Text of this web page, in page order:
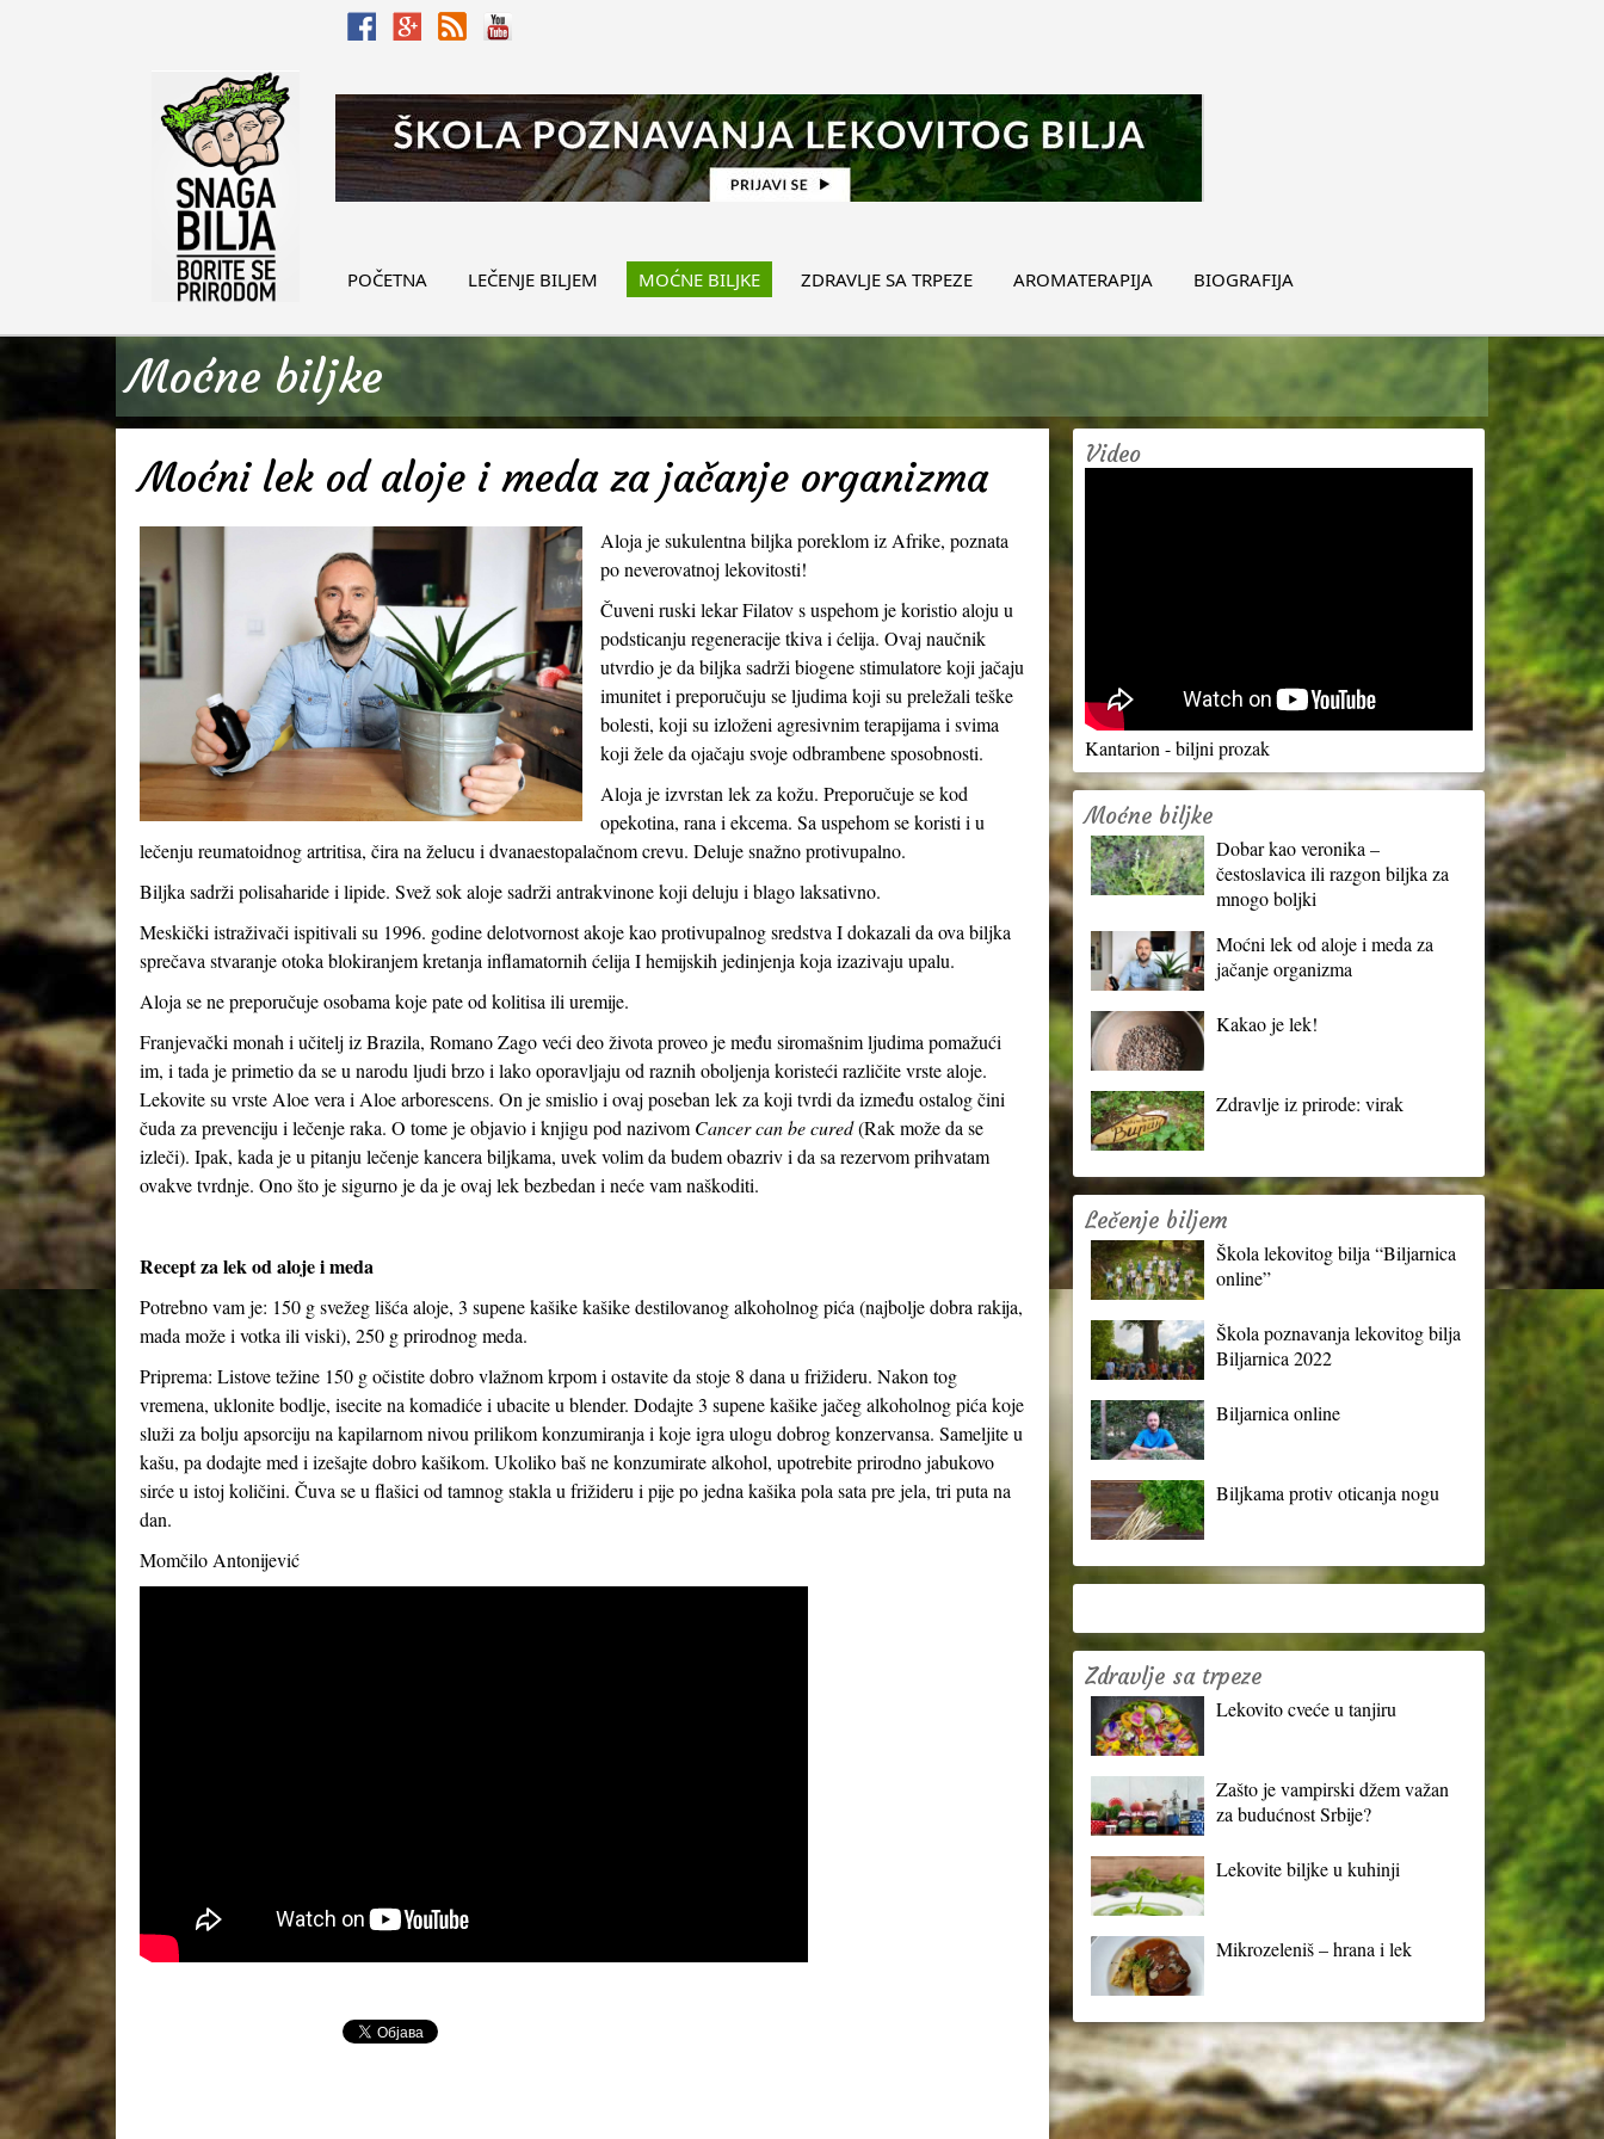
POČETNA LEČENJE BILJEM MOĆNE BILJKE ZDRAVLJE SA TRPEZE AROMATERAPIJA BIOGRAFIJA
Moćne biljke
Moćni lek od aloje i meda za jačanje organizma
Aloja je sukulentna biljka poreklom iz Afrike, poznata
po neverovatnoj lekovitosti!
Čuveni ruski lekar Filatov s uspehom je koristio aloju u
podsticanju regeneracije tkiva i ćelija. Ovaj naučnik
utvrdio je da biljka sadrži biogene stimulatore koji jačaju
imunitet i preporučuju se ljudima koji su preležali teške
bolesti, koji su izloženi agresivnim terapijama i svima
koji žele da ojačaju svoje odbrambene sposobnosti.
Aloja je izvrstan lek za kožu. Preporučuje se kod
opekotina, rana i ekcema. Sa uspehom se koristi i u
lečenju reumatoidnog artritisa, čira na želucu i dvanaestopalačnom crevu. Deluje snažno protivupalno.
Biljka sadrži polisaharide i lipide. Svež sok aloje sadrži antrakvinone koji deluju i blago laksativno.
Meskički istraživači ispitivali su 1996. godine delotvornost akoje kao protivupalnog sredstva I dokazali da ova biljka
sprečava stvaranje otoka blokiranjem kretanja inflamatornih ćelija I hemijskih jedinjenja koja izazivaju upalu.
Aloja se ne preporučuje osobama koje pate od kolitisa ili uremije.
Franjevački monah i učitelj iz Brazila, Romano Zago veći deo života proveo je među siromašnim ljudima pomažući
im, i tada je primetio da se u narodu ljudi brzo i lako oporavljaju od raznih oboljenja koristeći različite vrste aloje.
Lekovite su vrste Aloe vera i Aloe arborescens. On je smislio i ovaj poseban lek za koji tvrdi da između ostalog čini
čuda za prevenciju i lečenje raka. O tome je objavio i knjigu pod nazivom Cancer can be cured(Rak može da se
izleči). Ipak, kada je u pitanju lečenje kancera biljkama, uvek volim da budem obazriv i da sa rezervom prihvatam
ovakve tvrdnje. Ono što je sigurno je da je ovaj lek bezbedan i neće vam naškoditi.
Recept za lek od aloje i meda
Potrebno vam je: 150 g svežeg lišća aloje, 3 supene kašike kašike destilovanog alkoholnog pića (najbolje dobra rakija,
mada može i votka ili viski), 250 g prirodnog meda.
Priprema: Listove težine 150 g očistite dobro vlažnom krpom i ostavite da stoje 8 dana u frižideru. Nakon tog
vremena, uklonite bodlje, isecite na komadiće i ubacite u blender. Dodajte 3 supene kašike jačeg alkoholnog pića koje
služi za bolju apsorciju na kapilarnom nivou prilikom konzumiranja i koje igra ulogu dobrog konzervansa. Sameljite u
kašu, pa dodajte med i izešajte dobro kašikom. Ukoliko baš ne konzumirate alkohol, upotrebite prirodno jabukovo
sirće u istoj količini. Čuva se u flašici od tamnog stakla u frižideru i pije po jedna kašika pola sata pre jela, tri puta na
dan.
Momčilo Antonijević
Video
Kantarion - biljni prozak
Moćne biljke
Dobar kao veronika –
čestoslavica ili razgon biljka za
mnogo boljki
Moćni lek od aloje i meda za
jačanje organizma
Kakao je lek!
Zdravlje iz prirode: virak
Lečenje biljem
Škola lekovitog bilja “Biljarnica
online”
Škola poznavanja lekovitog bilja
Biljarnica 2022
Biljarnica online
Biljkama protiv oticanja nogu
Zdravlje sa trpeze
Lekovito cveće u tanjiru
Zašto je vampirski džem važan
za budućnost Srbije?
Lekovite biljke u kuhinji
Mikrozeleniš – hrana i lek